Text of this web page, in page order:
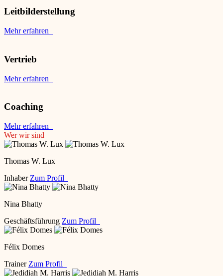
Leitbilderstellung
Mehr erfahren
Vertrieb
Mehr erfahren
Coaching
Mehr erfahren
Wer wir sind
Thomas W. Lux
Inhaber Zum Profil
Nina Bhatty
Geschäftsführung Zum Profil
Félix Domes
Trainer Zum Profil